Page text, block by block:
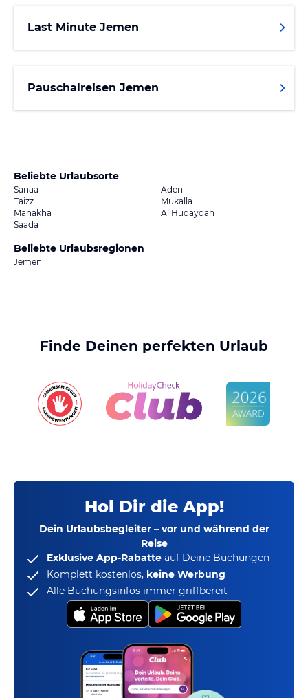
Last Minute Jemen
Pauschalreisen Jemen
Beliebte Urlaubsorte
Sanaa
Aden
Taizz
Mukalla
Manakha
Al Hudaydah
Saada
Beliebte Urlaubsregionen
Jemen
Finde Deinen perfekten Urlaub
Hol Dir die App!
Dein Urlaubsbegleiter – vor und während der
Reise
Exklusive App-Rabatte auf Deine Buchungen
Komplett kostenlos, keine Werbung
Alle Buchungsinfos immer griffbereit